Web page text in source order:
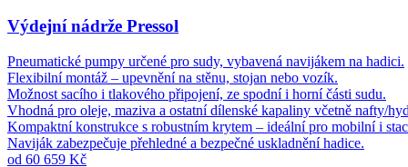
Výdejní nádrže Pressol
Pneumatické pumpy určené pro sudy, vybavená navijákem na hadici.
Flexibilní montáž – upevnění na stěnu, stojan nebo vozík.
Možnost sacího i tlakového připojení, ze spodní i horní části sudu.
Vhodná pro oleje, maziva a ostatní dílenské kapaliny včetně nafty/
Kompaktní konstrukce s robustním krytem – ideální pro mobilní i
Naviják zabezpečuje přehledné a bezpečné uskladnění hadice.
od 60 659 Kč